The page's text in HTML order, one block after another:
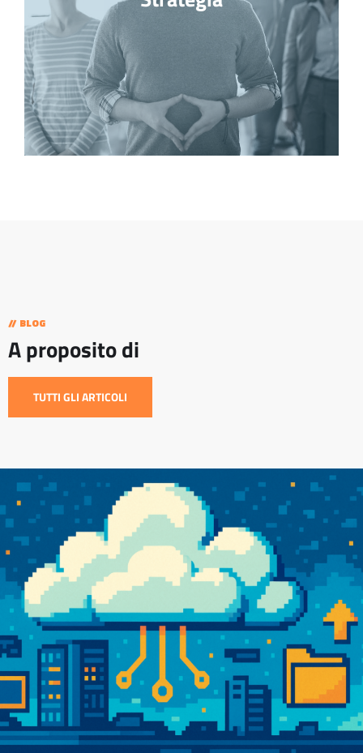
// BLOG
A proposito di
TUTTI GLI ARTICOLI